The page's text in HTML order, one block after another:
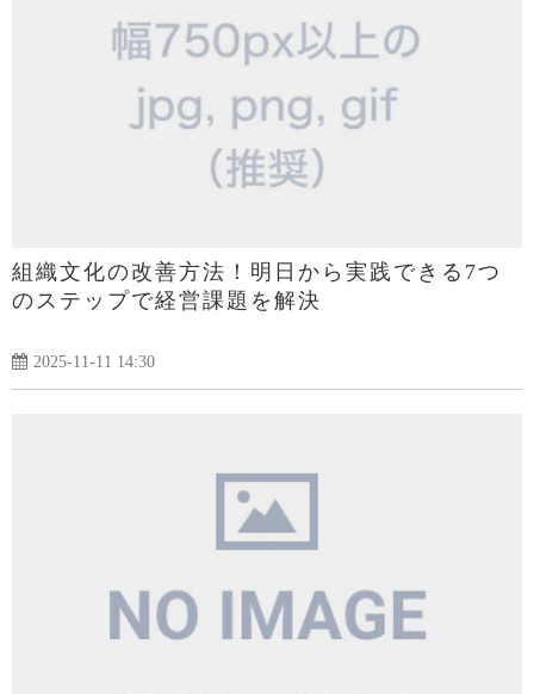
組織文化の改善方法！明日から実践できる7つ
のステップで経営課題を解決
2025-11-11 14:30